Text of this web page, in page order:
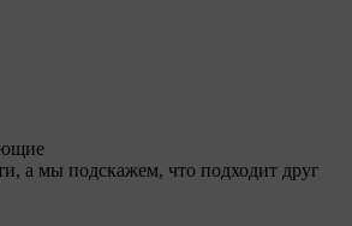
а мы подскажем, что подходит друг